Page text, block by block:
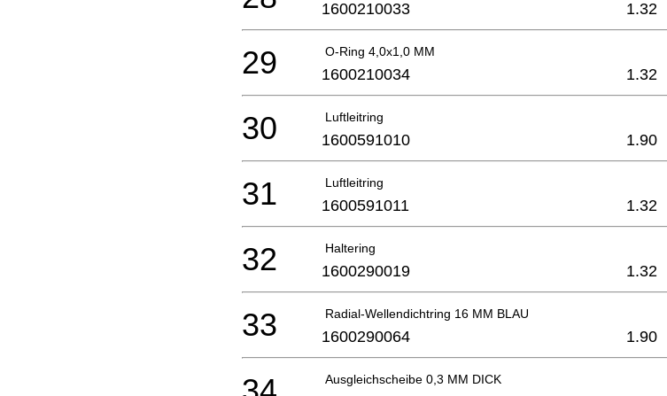
1600210033 1.32
O-Ring 4,0x1,0 MM
29 1600210034 1.32
Luftleitring
30 1600591010 1.90
Luftleitring
31 1600591011 1.32
Haltering
32 1600290019 1.32
Radial-Wellendichtring 16 MM BLAU
33 1600290064 1.90
Ausgleichscheibe 0,3 MM DICK